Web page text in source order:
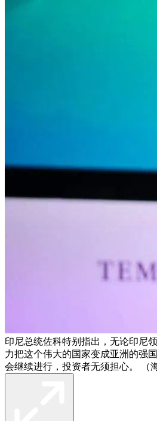
印尼总统佐科特别指出，无论印尼
力把这个伟大的国家变成亚洲的强
会继续进行，投资者无须担心。 （